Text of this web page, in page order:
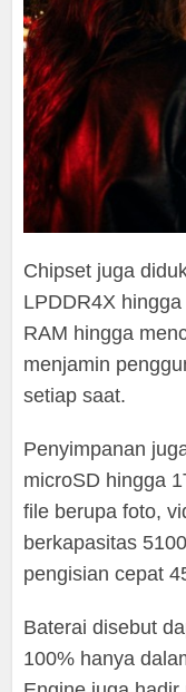
Chipset juga
LPDDR4X
RAM hingga
menjamin
setiap saat.
Penyimpanan
microSD hingga
file berupa foto,
berkapasitas
pengisian cepat
Baterai disebut
100% hanya